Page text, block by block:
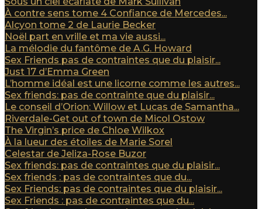
À contre sens tome 4 Confiance de Mercedes...
Alcyon tome 2 de Laurie Becker
Noël part en vrille et ma vie aussi...
La mélodie du fantôme de A.G. Howard
Sex Friends pas de contraintes que du plaisir...
Just 17 d’Emma Green
L’homme idéal est une licorne comme les autres...
Sex friends: pas de contrainte que du plaisir...
Le conseil d’Orion: Willow et Lucas de Samantha...
Riverdale-Get out of town de Micol Ostow
The Virgin’s price de Chloe Wilkox
À la lueur des étoiles de Marie Sorel
Celestar de Jeliza-Rose Buzor
Sex friends: pas de contraintes que du plaisir...
Sex friends : pas de contraintes que du...
Sex Friends: pas de contraintes que du plaisir...
Sex Friends : pas de contraintes que du...